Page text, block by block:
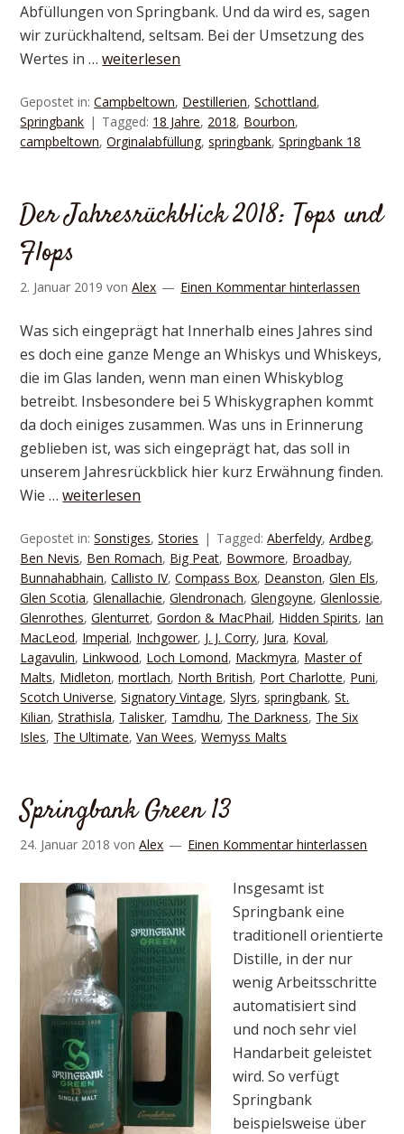
Abfüllungen von Springbank. Und da wird es, sagen
wir zurückhaltend, seltsam. Bei der Umsetzung des
Wertes in …weiterlesen
Gepostet in:Campbeltown, Destillerien,Schottland,
Springbank
Tagged: 18 Jahre, 2018, Bourbon,
campbeltown,Orginalabfüllung,springbank,Springbank 18
Der Jahresrückblick 2018: Tops und
Flops
2. Januar 2019 vonAlex Einen Kommentar hinterlassen
Was sich eingeprägt hat Innerhalb eines Jahres sind
es doch eine ganze Menge an Whiskys und Whiskeys,
die im Glas landen, wenn man einen Whiskyblog
betreibt. Insbesondere bei 5 Whiskygraphen kommt
da doch einiges zusammen. Was uns in Erinnerung
geblieben ist, was sich eingeprägt hat, das soll in
unserem Jahresrückblick hier kurz Erwähnung finden.
Wie …weiterlesen
Gepostet in:Sonstiges,Stories Tagged:Aberfeldy,Ardbeg,
Ben Nevis, Ben Romach, Big Peat, Bowmore, Broadbay,
Bunnahabhain,Callisto IV,Compass Box, Deanston,Glen Els,
Glen Scotia,Glenallachie,Glendronach,Glengoyne,Glenlossie,
Glenrothes,Glenturret,Gordon & MacPhail, Hidden Spirits, Ian
MacLeod, Imperial, Inchgower, J. J. Corry, Jura, Koval,
Lagavulin, Linkwood, Loch Lomond, Mackmyra, Master of
Malts, Midleton,mortlach, North British, Port Charlotte, Puni,
Scotch Universe,Signatory Vintage,Slyrs,springbank,St.
Kilian,Strathisla, Talisker, Tamdhu, The Darkness, The Six
Isles, The Ultimate,Van Wees,Wemyss Malts
Springbank Green 13
24. Januar 2018 vonAlex Einen Kommentar hinterlassen
Insgesamt ist
Springbank eine
traditionell orientierte
Distille, in der nur
wenig Arbeitsschritte
automatisiert sind
und noch sehr viel
Handarbeit geleistet
wird. So verfügt
Springbank
beispielsweise über